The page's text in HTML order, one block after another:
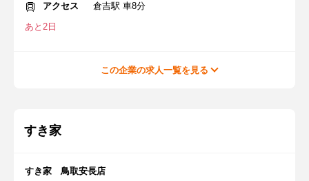
アクセス
倉吉駅 車8分
あと2日
この企業の求人一覧を見る
すき家
すき家 鳥取安長店